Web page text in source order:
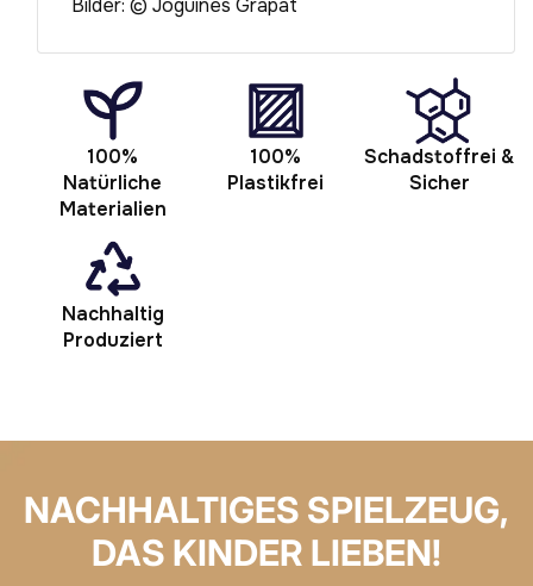
Bilder: © Joguines Grapat
100%
Natürliche
Materialien
100%
Plastikfrei
Schadstoffrei &
Sicher
Nachhaltig
Produziert
NACHHALTIGES SPIELZEUG,
DAS KINDER LIEBEN!